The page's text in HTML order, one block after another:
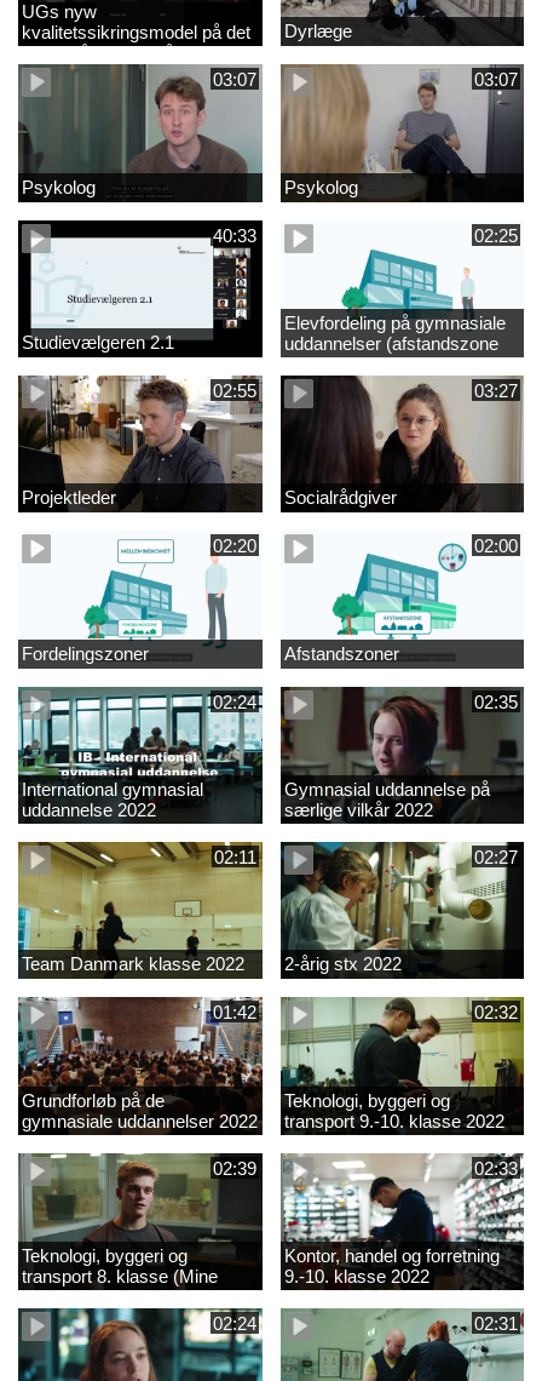
UGs nyw
kvalitetssikringsmodel på det
videregående område
Dyrlæge
03:07
Psykolog
03:07
Psykolog
40:33
Studievælgeren 2.1
02:25
Elevfordeling på gymnasiale
uddannelser (afstandszone
redigeret)
02:55
Projektleder
03:27
Socialrådgiver
02:20
Fordelingszoner
02:00
Afstandszoner
02:24
International gymnasial
uddannelse 2022
02:35
Gymnasial uddannelse på
særlige vilkår 2022
02:11
Team Danmark klasse 2022
02:27
2-årig stx 2022
01:42
Grundforløb på de
gymnasiale uddannelser 2022
02:32
Teknologi, byggeri og
transport 9.-10. klasse 2022
02:39
Teknologi, byggeri og
transport 8. klasse (Mine
introkurser) 2022
02:33
Kontor, handel og forretning
9.-10. klasse 2022
02:24 02:31